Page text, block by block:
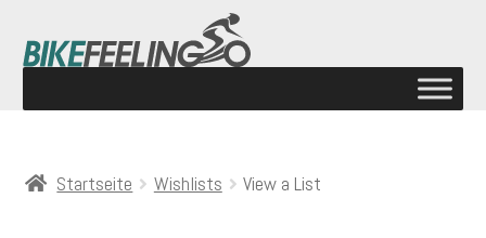
Startseite Wishlists View a List